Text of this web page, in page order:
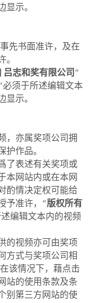
显示。
先书面准许，及在
。
志和奖有限公司 ”
必须于所述编辑文本
显示。
，亦属奖项公司拥
护作品。
了表述有关奖项或
本网站内或在本网
酌情决定权可能给
予准许，“版权所有
编辑文本内的视频
的视频亦可由奖项
方式与奖项公司相
该情况下，藉点击
站的使用条款及条
别第三方网站的使